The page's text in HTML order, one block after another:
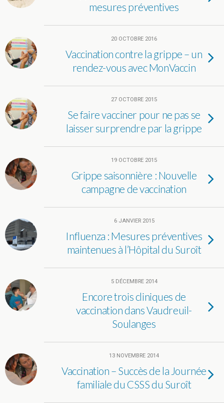
mesures préventives
20 OCTOBRE 2016
Vaccination contre la grippe – un
rendez-vous avec MonVaccin
27 OCTOBRE 2015
Se faire vacciner pour ne pas se
laisser surprendre par la grippe
19 OCTOBRE 2015
Grippe saisonnière : Nouvelle
campagne de vaccination
6 JANVIER 2015
Influenza : Mesures préventives
maintenues à l’Hôpital du Suroît
5 DÉCEMBRE 2014
Encore trois cliniques de
vaccination dans Vaudreuil-
Soulanges
13 NOVEMBRE 2014
Vaccination – Succès de la Journée
familiale du CSSS du Suroît